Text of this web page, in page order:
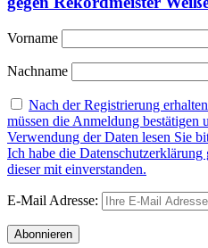
Vorname
Nachname
Nach der Registrierung
müssen die Anmeldung
Verwendung der Daten lesen Sie
Ich habe die
dieser mit einverstanden.
E-Mail Adresse: